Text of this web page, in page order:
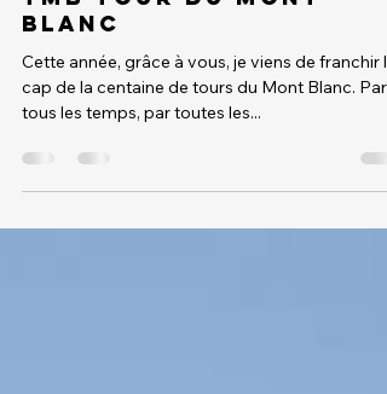
TMB Tour du Mont
Blanc
Cette année, grâce à vous, je viens de franchir le
tous les temps, par toutes les...